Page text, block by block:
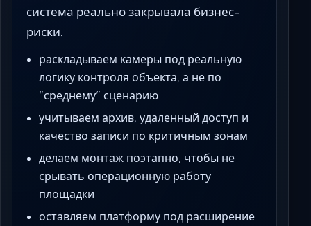
система реально закрывала бизнес-
риски.
раскладываем камеры под реальную
логику контроля объекта, а не по
“среднему” сценарию
учитываем архив, удаленный доступ и
качество записи по критичным зонам
делаем монтаж поэтапно, чтобы не
срывать операционную работу
площадки
оставляем платформу под расширение